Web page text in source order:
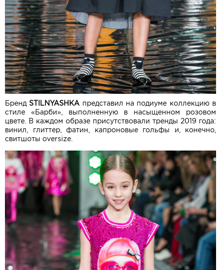
Бренд STILNYASHKA представил на подиуме коллекцию в
стиле «Барби», выполненную в насыщенном розовом
цвете. В каждом образе присутствовали тренды 2019 года:
винил, глиттер, фатин, капроновые гольфы и, конечно,
свитшоты oversize.